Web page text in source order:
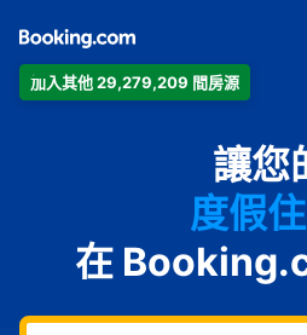
加入其他 29,279,209 間房源
讓您
公寓
飯店
度假
家庭
B&B
在